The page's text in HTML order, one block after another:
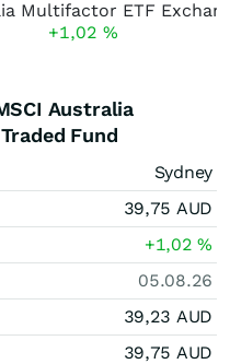
+1,02 %
Australia
Fund
Sydney
39,75 AUD
+1,02%
05.08.26
39,23 AUD
39,75 AUD